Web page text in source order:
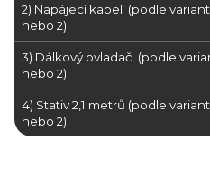
2) Napájecí kabel (podle
nebo 2)
3) Dálkový ovladač (podle
nebo 2)
4) Stativ 2,1 metrů (podle
nebo 2)